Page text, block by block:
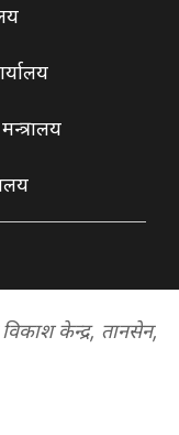
केन्द्र, तानसेन,